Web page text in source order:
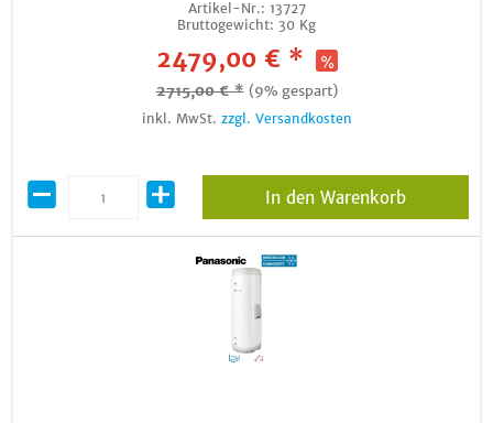
Artikel-Nr.: 13727
Bruttogewicht: 30 Kg
2479,00 € *
2715,00 € * (9% gespart)
inkl. MwSt. zzgl. Versandkosten
In den Warenkorb